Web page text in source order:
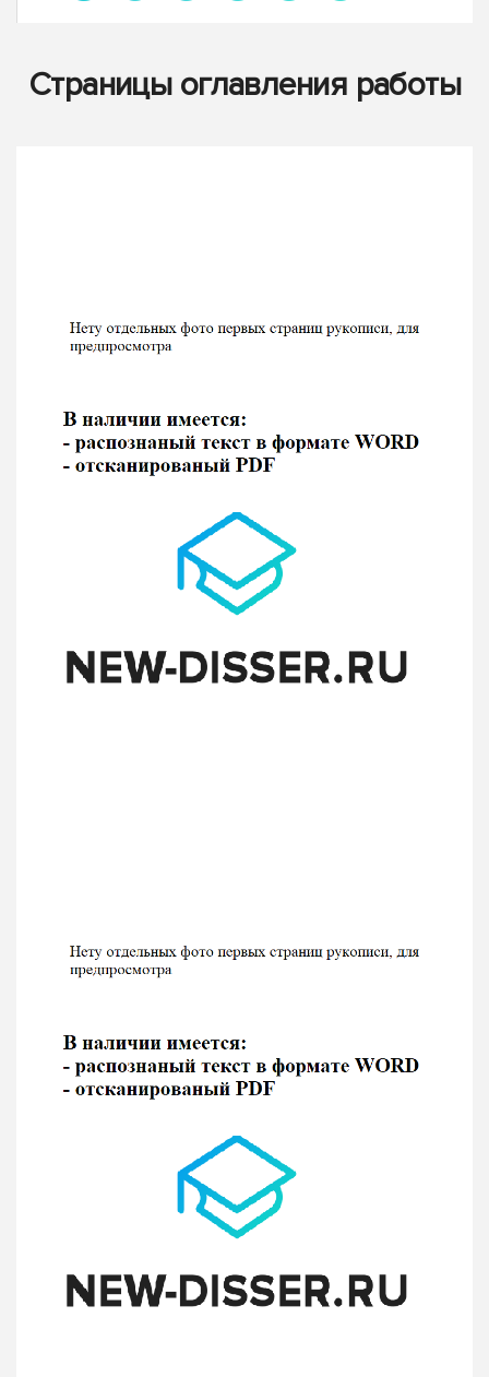
Страницы оглавления работы